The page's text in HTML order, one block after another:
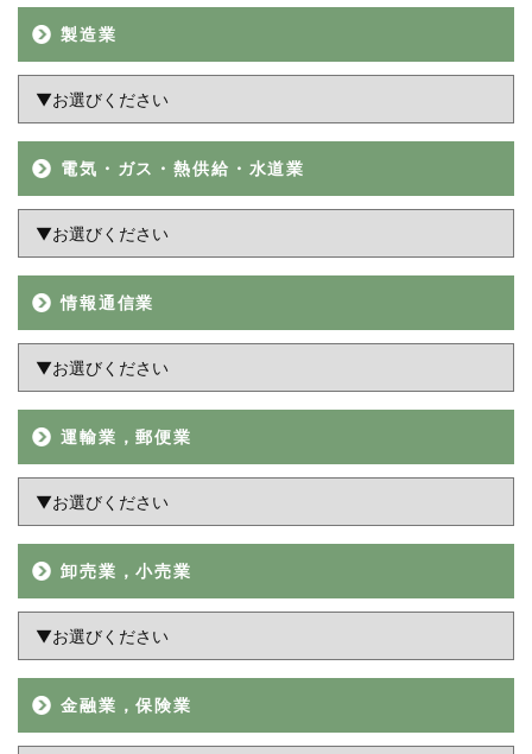
製造業
電気・ガス・熱供給・水道業
情報通信業
運輸業，郵便業
卸売業，小売業
金融業，保険業